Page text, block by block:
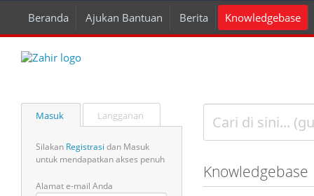
Beranda Ajukan Bantuan Berita Knowledgebase
Masuk Langganan
Silakan Registrasi dan Masuk
untuk mendapatkan akses penuh
Alamat e-mail Anda
Knowledgebase